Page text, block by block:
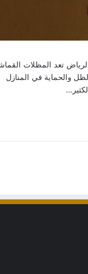
تعد المظلات
والحماية في المنازل
الأسعار،
والمواصفات